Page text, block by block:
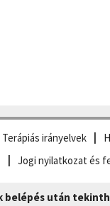
Terápiás irányelvek
Jogi nyilatkozat és
belépés után